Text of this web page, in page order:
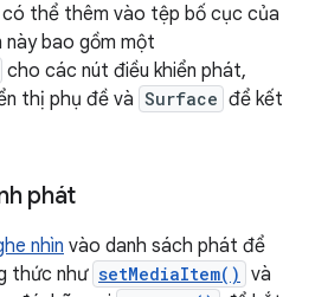
có thể thêm vào tệp bố cục của
này bao gồm một
cho các nút điều khiển phát,
thị phụ đề và Surface để kết
phát
nhìn vào danh sách phát để
thức như setMediaItem() và